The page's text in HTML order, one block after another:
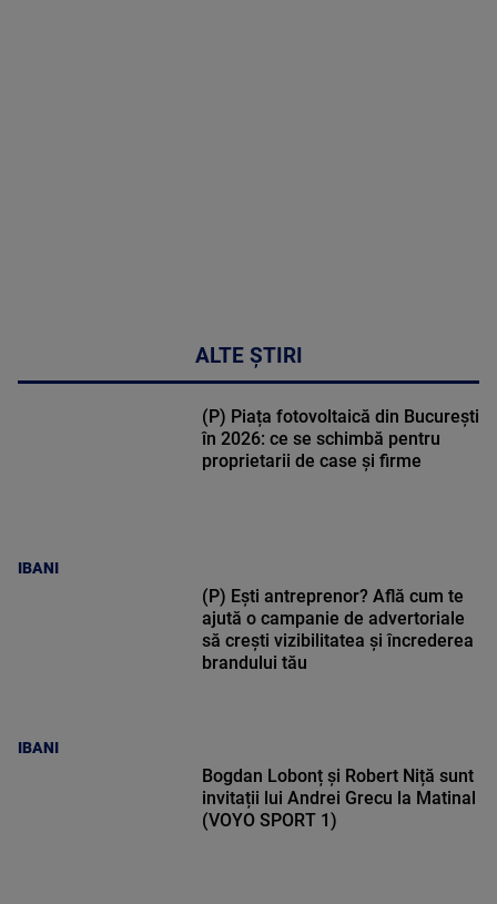
ALTE ȘTIRI
IBANI
(P) Piața fotovoltaică din București
în 2026: ce se schimbă pentru
proprietarii de case și firme
IBANI
(P) Ești antreprenor? Află cum te
ajută o campanie de advertoriale
să crești vizibilitatea și încrederea
brandului tău
Bogdan Lobonț și Robert Niță sunt
invitații lui Andrei Grecu la Matinal
(VOYO SPORT 1)